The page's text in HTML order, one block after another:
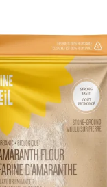
CART / DETAILS